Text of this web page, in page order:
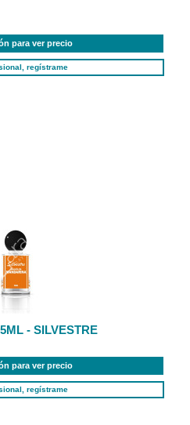
para ver precio
regístrame
- SILVESTRE
para ver precio
regístrame